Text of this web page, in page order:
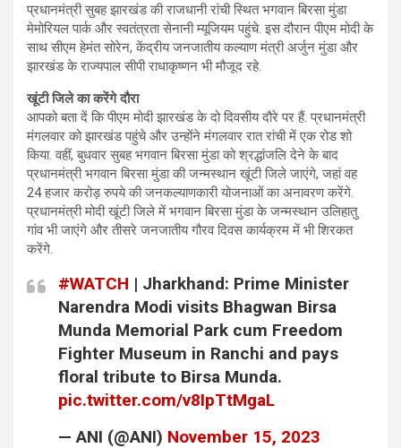
प्रधानमंत्री सुबह झारखंड की राजधानी रांची स्थित भगवान बिरसा मुंडा
मेमोरियल पार्क और स्वतंत्रता सेनानी म्यूजियम पहुंचे. इस दौरान पीएम मोदी के
साथ सीएम हेमंत सोरेन, केंद्रीय जनजातीय कल्याण मंत्री अर्जुन मुंडा और
झारखंड के राज्यपाल सीपी राधाकृष्णन भी मौजूद रहे.
खूंटी जिले का करेंगे दौरा
आपको बता दें कि पीएम मोदी झारखंड के दो दिवसीय दौरे पर हैं. प्रधानमंत्री
मंगलवार को झारखंड पहुंचे और उन्होंने मंगलवार रात रांची में एक रोड शो
किया. वहीं, बुधवार सुबह भगवान बिरसा मुंडा को श्रद्धांजलि देने के बाद
प्रधानमंत्री भगवान बिरसा मुंडा की जन्मस्थान खूंटी जिले जाएंगे, जहां वह
24 हजार करोड़ रुपये की जनकल्याणकारी योजनाओं का अनावरण करेंगे.
प्रधानमंत्री मोदी खूंटी जिले में भगवान बिरसा मुंडा के जन्मस्थान उलिहातु
गांव भी जाएंगे और तीसरे जनजातीय गौरव दिवस कार्यक्रम में भी शिरकत
करेंगे.
#WATCH | Jharkhand: Prime Minister
Narendra Modi visits Bhagwan Birsa
Munda Memorial Park cum Freedom
Fighter Museum in Ranchi and pays
floral tribute to Birsa Munda.
pic.twitter.com/v8IpTtMgaL
— ANI (@ANI) November 15, 2023